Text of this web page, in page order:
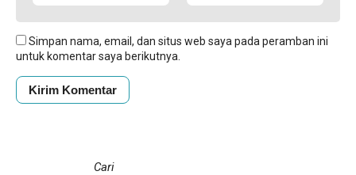
Simpan nama, email, dan situs web saya pada peramban ini
untuk komentar saya berikutnya.
Cari